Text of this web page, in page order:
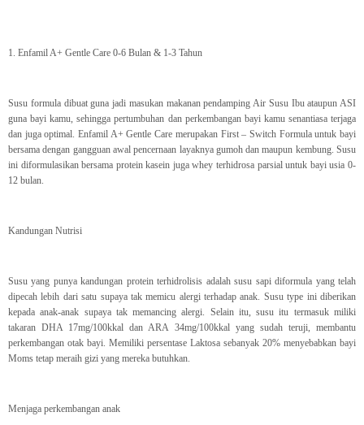
1. Enfamil A+ Gentle Care 0-6 Bulan & 1-3 Tahun
Susu formula dibuat guna jadi masukan makanan pendamping Air Susu Ibu ataupun ASI
guna bayi kamu, sehingga pertumbuhan dan perkembangan bayi kamu senantiasa terjaga
dan juga optimal. Enfamil A+ Gentle Care merupakan First – Switch Formula untuk bayi
bersama dengan gangguan awal pencernaan layaknya gumoh dan maupun kembung. Susu
ini diformulasikan bersama protein kasein juga whey terhidrosa parsial untuk bayi usia 0-
12 bulan.
Kandungan Nutrisi
Susu yang punya kandungan protein terhidrolisis adalah susu sapi diformula yang telah
dipecah lebih dari satu supaya tak memicu alergi terhadap anak. Susu type ini diberikan
kepada anak-anak supaya tak memancing alergi. Selain itu, susu itu termasuk miliki
takaran DHA 17mg/100kkal dan ARA 34mg/100kkal yang sudah teruji, membantu
perkembangan otak bayi. Memiliki persentase Laktosa sebanyak 20% menyebabkan bayi
Moms tetap meraih gizi yang mereka butuhkan.
Menjaga perkembangan anak